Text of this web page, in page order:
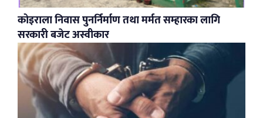
कोइराला निवास पुनर्निर्माण तथा मर्मत सम्हारका लागि
सरकारी बजेट अस्वीकार